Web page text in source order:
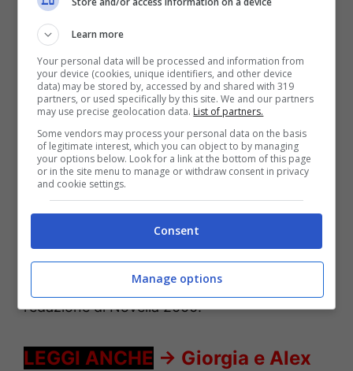
Paola Barale Gianni Sperti – Solonotizie24
“Libero di avere ricordi positivi
o negativi”
A rompere il silenzio negli anni,
commentando così le dichiarazioni rilasciare
durante un’intervista rilasciata alla
redazione di Novella 2000.
LEGGI ANCHE -> Giorgia e Alex
Learn more
Your personal data will be processed and information from
your device (cookies, unique identifiers, and other device
data) may be stored by, accessed by and shared with 319
partners, or used specifically by this site. We and our partners
may use precise geolocation data. List of partners.
Some vendors may process your personal data on the basis
of legitimate interest, which you can object to by managing
your options below. Look for a link at the bottom of this page
or in the site menu to manage or withdraw consent in privacy
and cookie settings.
Consent
Manage options